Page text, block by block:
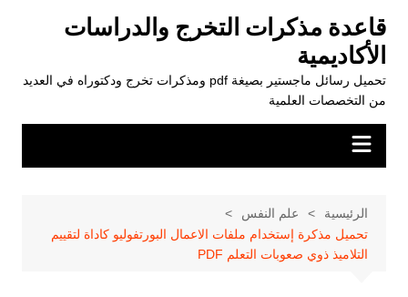
المحتوى
قاعدة مذكرات التخرج والدراسات
الأكاديمية
تحميل رسائل ماجستير بصيغة pdf ومذكرات تخرج ودكتوراه في العديد
من التخصصات العلمية
الرئيسية
علم النفس
تحميل مذكرة إستخدام ملفات الاعمال البورتفوليو كاداة لتقييم
التلاميذ ذوي صعوبات التعلم PDF